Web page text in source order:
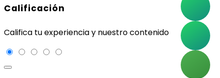
Calificación
Califica tu experiencia y nuestro contenido